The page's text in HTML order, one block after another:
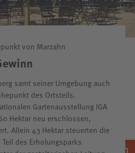
von Marzahn
samt seiner Umgebung auch
des Ortsteils.
Gartenausstellung IGA
Hektar neu erschlossen,
Allein 43 Hektar steuerten die
Teil des Erholungsparks